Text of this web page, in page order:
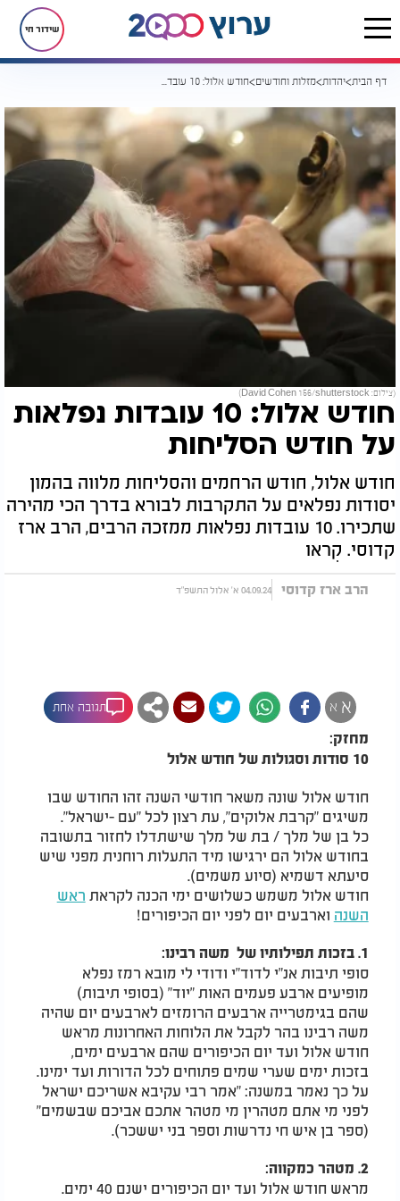
שידור חי
דף הבית יהדות מזלות וחודשים חודש אלול: 10 עובדות נפלאות על חודש הסליחות
(צילום: David Cohen 156/shutterstock)
חודש אלול: 10 עובדות נפלאות
על חודש הסליחות
חודש אלול, חודש הרחמים והסליחות מלווה בהמון
יסודות נפלאים על התקרבות לבורא בדרך הכי מהירה
שתכירו. 10 עובדות נפלאות ממזכה הרבים, הרב ארז
קדוסי. קִראו
הרב ארז קדוסי 04.09.24 א' אלול התשפ"ד
א א תגובה אחת
מחזק:
10 סודות וסגולות של חודש אלול
חודש אלול שונה משאר חודשי השנה זהו החודש שבו
משיגים "קרבת אלוקים", עת רצון לכל "עם -ישראל".
כל בן של מלך / בת של מלך שישתדלו לחזור בתשובה
בחודש אלול הם ירגישו מיד התעלות רוחנית מפני שיש
סיעתא דשמיא (סיוע משמים).
חודש אלול משמש כשלושים ימי הכנה לקראת ראש
השנה וארבעים יום לפני יום הכיפורים!
1. בזכות תפילותיו של משה רבינו:
סופי תיבות אנ"י לדוד"י ודודי לי מובא רמז נפלא
מופיעים ארבע פעמים האות "יוד" (בסופי תיבות)
שהם בגימטרייה ארבעים הרומזים לארבעים יום שהיה
משה רבינו בהר לקבל את הלוחות האחרונות מראש
חודש אלול ועד יום הכיפורים שהם ארבעים ימים,
בזכות ימים שערי שמים פתוחים לכל הדורות ועד ימינו.
על כך נאמר במשנה: "אמר רבי עקיבא אשריכם ישראל
לפני מי אתם מטהרין מי מטהר אתכם אביכם שבשמים"
(ספר בן איש חי נדרשות וספר בני יששכר).
2. מטהר כמקווה:
מראש חודש אלול ועד יום הכיפורים ישנם 40 ימים.